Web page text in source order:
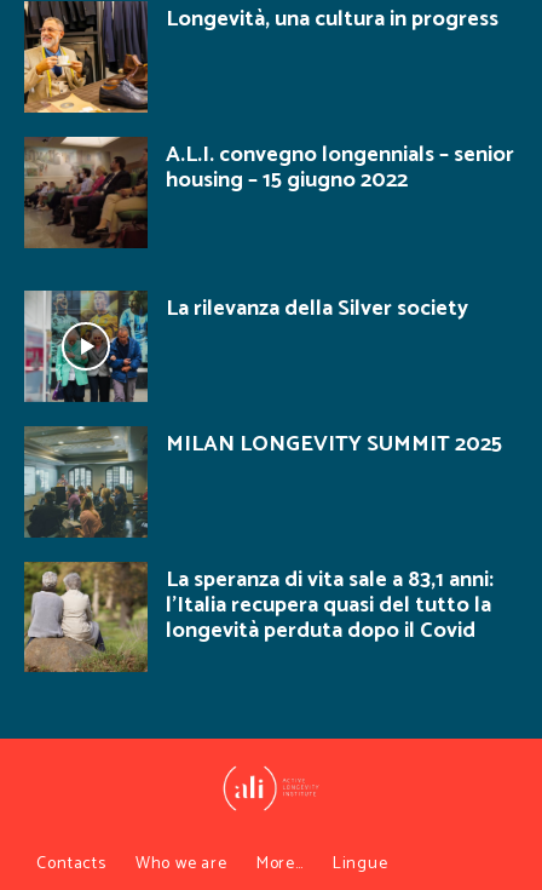
Longevità, una cultura in progress
A.L.I. convegno longennials – senior
housing – 15 giugno 2022
La rilevanza della Silver society
MILAN LONGEVITY SUMMIT 2025
La speranza di vita sale a 83,1 anni:
l’Italia recupera quasi del tutto la
longevità perduta dopo il Covid
Contacts Who we are More… Lingue